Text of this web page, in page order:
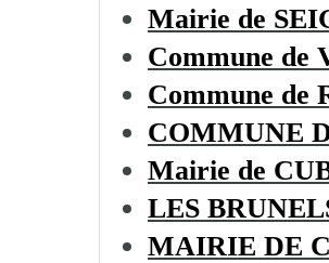
Mairie de
Commune
Commune de
COMMUNE
Mairie de
LES
MAIRIE DE